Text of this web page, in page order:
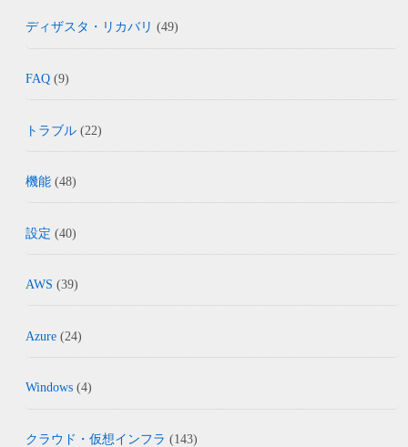
ディザスタ・リカバリ (49)
FAQ (9)
トラブル (22)
機能 (48)
設定 (40)
AWS (39)
Azure (24)
Windows (4)
クラウド・仮想インフラ (143)